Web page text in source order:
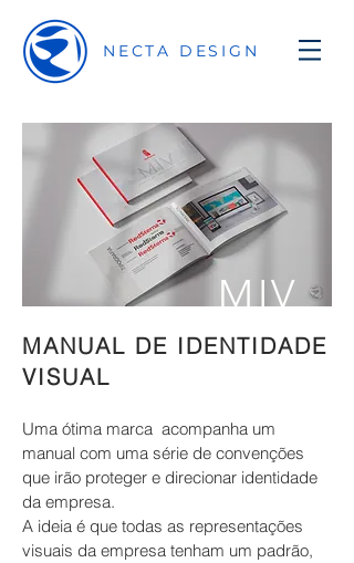
NECTA DESIGN
MIV
MANUAL DE IDENTIDADE
VISUAL
Uma ótima marca acompanha um
manual com uma série de convenções
que irão proteger e direcionar identidade
da empresa.
A ideia é que todas as representações
visuais da empresa tenham um padrão,